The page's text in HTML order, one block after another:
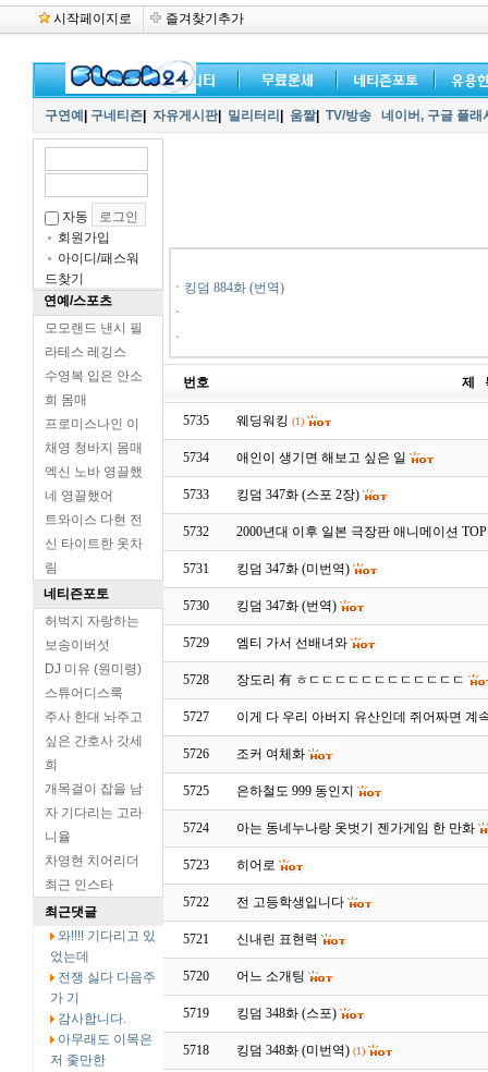
시작페이지로 즐겨찾기추가
구연예 구네티즌 자유게시판| 밀리터리 움짤| TV/방송 네이버, 구글 플
자동
회원가입
아이디/패스워
드찾기
연예/스포츠
모모랜드 낸시 필
라테스 레깅스
수영복 입은 안소
희 몸매
프로미스나인 이
채영 청바지 몸매
엑신 노바 영끌했
네 영끌했어
트와이스 다현 전
신 타이트한 옷차
림
네티즌포토
허벅지 자랑하는
보송이버섯
DJ 미유 (원미령)
스튜어디스룩
주사 한대 놔주고
싶은 간호사 갓세
희
개목걸이 잡을 남
자 기다리는 고라
니율
차영현 치어리더
최근 인스타
최근댓글
와!!!! 기다리고 있
었는데
전쟁 싫다 다음주
가 기
감사합니다.
아무래도 이목은
저 좇만한
ㆍ 킹덤 884화 (번역)
ㆍ
ㆍ
번호 제
5735 웨딩워킹 (1)
5734 애인이 생기면 해보고 싶은 일
5733 킹덤 347화 (스포 2장)
5732 2000년대 이후 일본 극장판 애니메이션
5731 킹덤 347화 (미번역)
5730 킹덤 347화 (번역)
5729 엠티 가서 선배녀와
5728 장도리 有 ㅎㄷㄷㄷㄷㄷㄷㄷㄷㄷㄷㄷㄷ
5727 이게 다 우리 아버지 유산인데 쥐어짜면 계
5726 조커 여체화
5725 은하철도 999 동인지
5724 아는 동네누나랑 옷벗기 젠가게임 한 만화
5723 히어로
5722 전 고등학생입니다
5721 신내린 표현력
5720 어느 소개팅
5719 킹덤 348화 (스포)
5718 킹덤 348화 (미번역) (1)